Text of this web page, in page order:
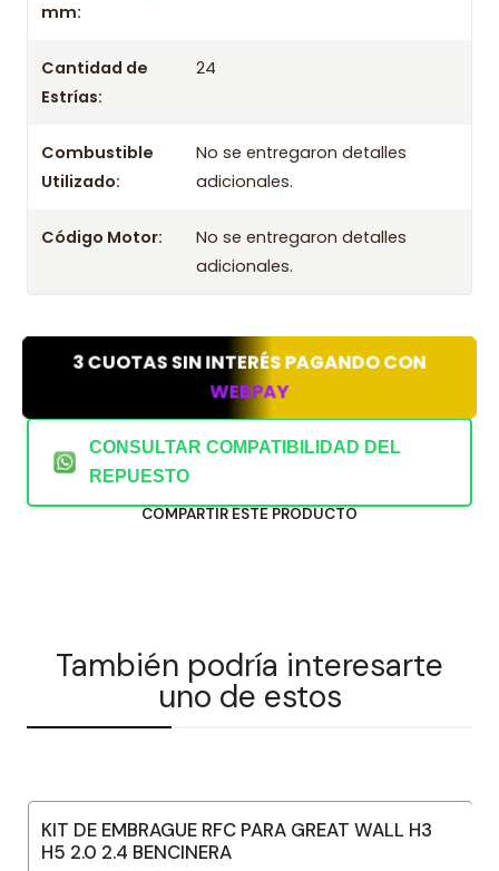
mm:
Cantidad de
Estrías:
24
Combustible
Utilizado:
No se entregaron detalles
adicionales.
Código Motor:
No se entregaron detalles
adicionales.
3 CUOTAS SIN INTERÉS PAGANDO CON
WEBPAY
CONSULTAR COMPATIBILIDAD DEL
REPUESTO
COMPARTIR ESTE PRODUCTO
También podría interesarte
uno de estos
KIT DE EMBRAGUE RFC PARA GREAT WALL H3
H5 2.0 2.4 BENCINERA